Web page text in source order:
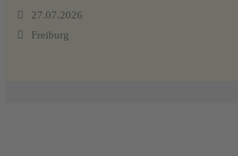
27.07.2026
Freiburg